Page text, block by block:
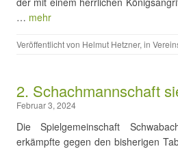
… mehr
Veröffentlicht von Helmut Hetzner, in
2. Schachmannschaft
Februar 3, 2024
Die Spielgemeinschaft
erkämpfte gegen den bisherigen